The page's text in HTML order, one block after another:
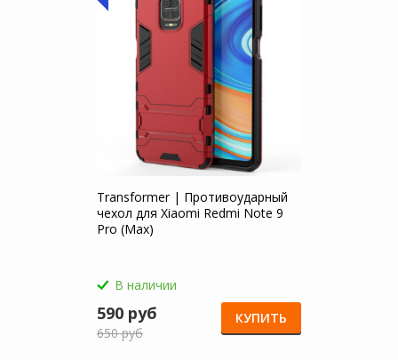
Transformer | Противоударный
чехол для Xiaomi Redmi Note 9
Pro (Max)
В наличии
590 руб
650 руб
КУПИТЬ